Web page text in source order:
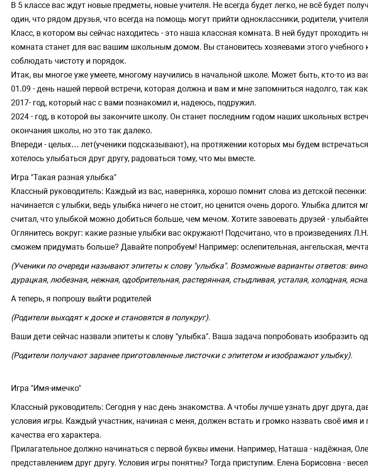
В 5 классе вас ждут новые предметы, новые учителя. Не всегда будет легко, не всё будет
один, что рядом друзья, что всегда на помощь могут прийти одноклассники, родители,
Класс, в котором вы сейчас находитесь - это наша классная комната. В ней будут
комната станет для вас вашим школьным домом. Вы становитесь хозяевами этого
соблюдать чистоту и порядок.
Итак, вы многое уже умеете, многому научились в начальной школе. Может быть, кто-то из
01.09 - день нашей первой встречи, которая должна и вам и мне запомниться надолго, так
2017- год, который нас с вами познакомил и, надеюсь, подружил.
2024 - год, в которой вы закончите школу. Он станет последним годом наших школьных
окончания школы, но это так далеко.
Впереди - целых… лет(ученики подсказывают), на протяжении которых мы будем
хотелось улыбаться друг другу, радоваться тому, что мы вместе.
Игра "Такая разная улыбка"
Классный руководитель: Каждый из вас, наверняка, хорошо помнит слова из детской
начинается с улыбки, ведь улыбка ничего не стоит, но ценится очень дорого. Улыбка
считал, что улыбкой можно добиться больше, чем мечом. Хотите завоевать друзей -
Оглянитесь вокруг: какие разные улыбки вас окружают! Подсчитано, что в произведениях
сможем придумать больше? Давайте попробуем! Например: ослепительная, ангельская,
(Ученики по очереди называют эпитеты к слову "улыбка". Возможные варианты ответов:
дурацкая, любезная, нежная, одобрительная, растерянная, стыдливая, усталая, холодная,
А теперь, я попрошу выйти родителей
(Родители выходят к доске и становятся в полукруг).
Ваши дети сейчас назвали эпитеты к слову "улыбка". Ваша задача попробовать изобразить
(Родители получают заранее приготовленные листочки с эпитетом и изображают улыбку).
Игра "Имя-имечко"
Классный руководитель: Сегодня у нас день знакомства. А чтобы лучше узнать друг друга,
условия игры. Каждый участник, начиная с меня, должен встать и громко назвать своё имя
качества его характера.
Прилагательное должно начинаться с первой буквы имени. Например, Наташа - надёжная,
представлением друг другу. Условия игры понятны? Тогда приступим. Елена Борисовна -